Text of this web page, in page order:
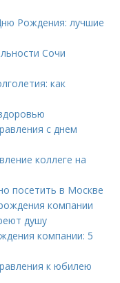
Рождения: лучшие
Сочи
как
с днем
коллеге на
посетить в Москве
компании
душу
компании: 5
к юбилею